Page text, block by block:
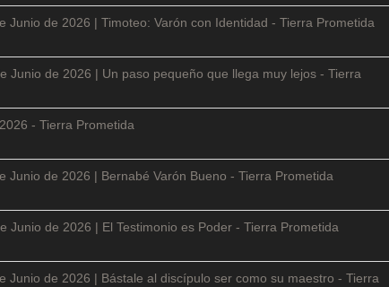
Junio de 2026 | Timoteo: Varón con Identidad - Tierra Prometida
Junio de 2026 | Un paso pequeño que llega muy lejos - Tierra
- Tierra Prometida
Junio de 2026 | Bernabé Varón Bueno - Tierra Prometida
Junio de 2026 | El Testimonio es Poder - Tierra Prometida
Junio de 2026 | Bástale al discípulo ser como su maestro - Tierra